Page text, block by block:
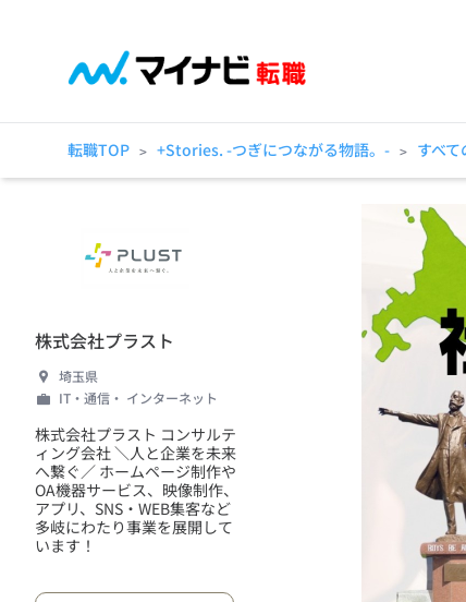
転職TOP > +Stories. -つぎにつながる物語。- > すべ
株式会社プラスト
埼玉県
IT・通信・ インターネット
株式会社プラスト コンサルテ
ィング会社 ＼人と企業を未来
へ繋ぐ／ ホームページ制作や
OA機器サービス、映像制作、
アプリ、SNS・WEB集客など
多岐にわたり事業を展開して
います！